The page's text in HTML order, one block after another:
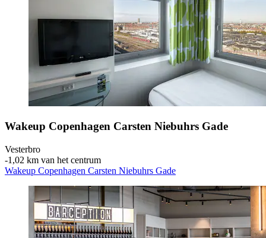
Wakeup Copenhagen Carsten Niebuhrs Gade
Vesterbro
‐1,02 km van het centrum
Wakeup Copenhagen Carsten Niebuhrs Gade